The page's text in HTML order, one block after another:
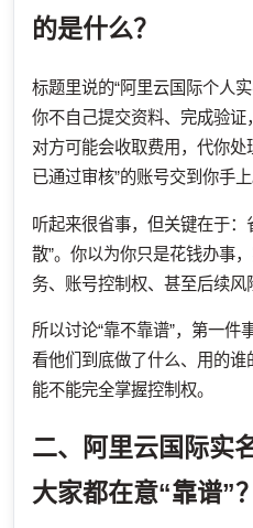
的是什么？
标题里说的“阿里云国际个人
你不自己提交资料、完成验证
对方可能会收取费用，代你处
已通过审核”的账号交到你手上
听起来很省事，但关键在于：
散”。你以为你只是花钱办事
务、账号控制权、甚至后续风
所以讨论“靠不靠谱”，第一
看他们到底做了什么、用的
能不能完全掌握控制权。
二、阿里云国际实
大家都在意“靠谱”？